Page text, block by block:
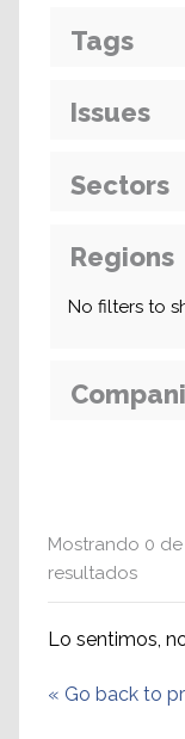
Mostrando 0 de
resultados
Lo sentimos,
« Go back to
Tags
Issues
Sectors
Regions
No filters to